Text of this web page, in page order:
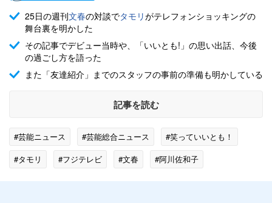
25日の週刊文春の対談でタモリがテレフォンショッキングの
舞台裏を明かした
その記事でデビュー当時や、「いいとも!」の思い出話、今後
の過ごし方を語った
また「友達紹介」までのスタッフの事前の準備も明かしている
記事を読む
#芸能ニュース #芸能総合ニュース
#笑っていいとも！
#タモリ
#フジテレビ #文春 #阿川佐和子